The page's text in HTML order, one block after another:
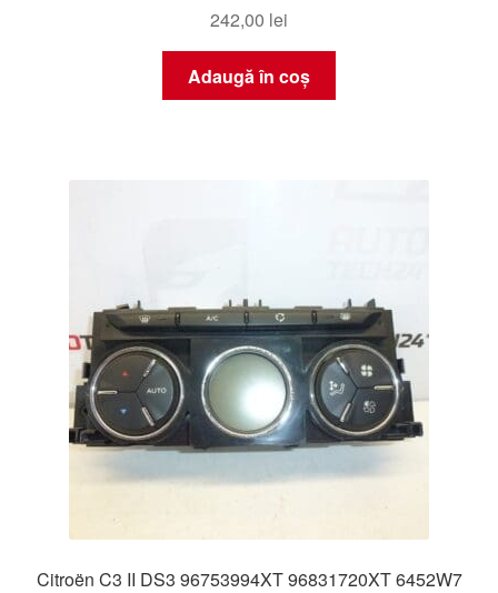
242,00 lei
Adaugă în coș
Citroën C3 II DS3 96753994XT 96831720XT 6452W7